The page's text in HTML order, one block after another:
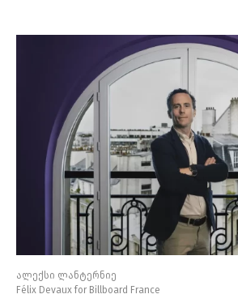
ალექსი ლანტერნიე
Félix Devaux for Billboard France